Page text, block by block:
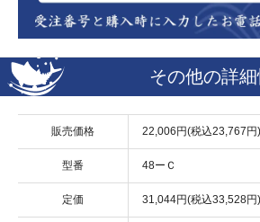
その他の詳
販売価格 22,006円(税込23,767円)
型番 48ーＣ
定価 31,044円(税込33,528円)